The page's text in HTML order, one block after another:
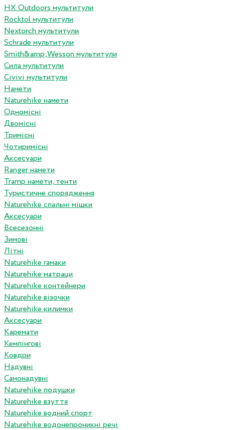
HX Outdoors мультитули
Rocktol мультитули
Nextorch мультитули
Schrade мультитули
Smith&amp;Wesson мультитули
Сила мультитули
Civivi мультитули
Намети
Naturehike намети
Одномісні
Двомісні
Тримісні
Чотиримісні
Аксесуари
Ranger намети
Tramp намети, тенти
Туристичне спорядження
Naturehike спальні мішки
Аксесуари
Всесезонні
Зимові
Літні
Naturehike гамаки
Naturehike матраци
Naturehike контейнери
Naturehike візочки
Naturehike килимки
Аксесуари
Каремати
Кемпінгові
Ковдри
Надувні
Самонадувні
Naturehike подушки
Naturehike взуття
Naturehike водний спорт
Naturehike водонепроникні речі